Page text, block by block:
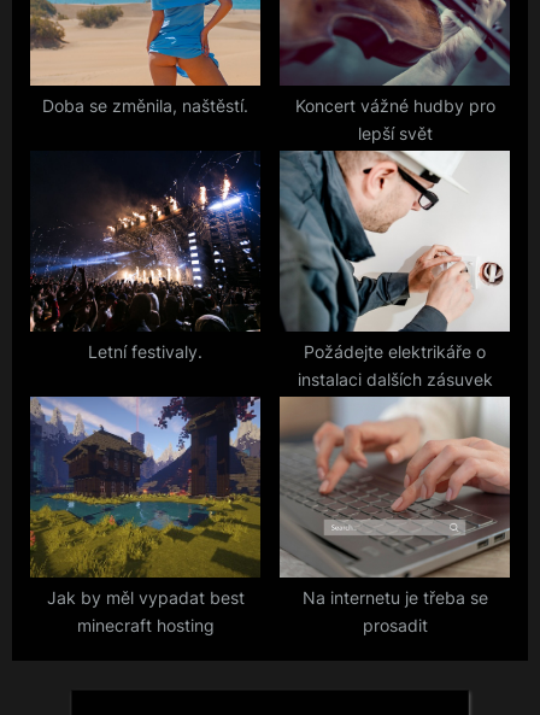
o
t
Doba se změnila, naštěstí.
Koncert vážné hudby pro
lepší svět
Letní festivaly.
Požádejte elektrikáře o
instalaci dalších zásuvek
Jak by měl vypadat best
minecraft hosting
Na internetu je třeba se
prosadit